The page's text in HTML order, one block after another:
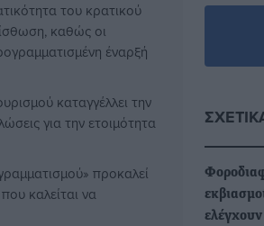
του κρατικού
καθώς οι
έναρξή
καταγγέλλει την
για την ετοιμότητα
προκαλεί
καλείται να